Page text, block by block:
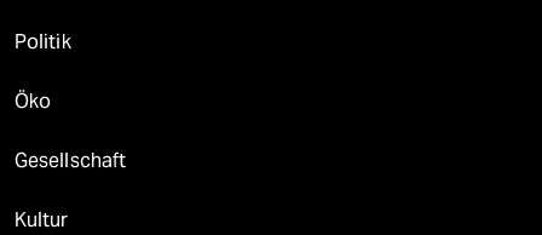
Politik
Öko
Gesellschaft
Kultur